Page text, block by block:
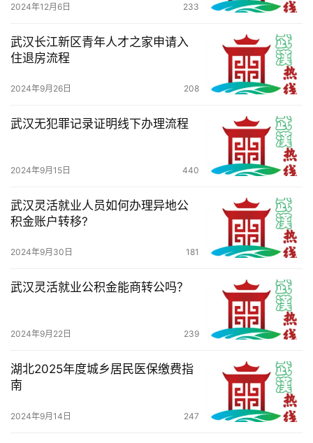
2024年12月6日 233
武汉长江新区青年人才之家申请入
住退房流程
2024年9月26日 208
武汉无犯罪记录证明线下办理流程
2024年9月15日 440
武汉灵活就业人员如何办理异地公
积金账户转移?
2024年9月30日 181
武汉灵活就业公积金能商转公吗？
2024年9月22日 239
湖北2025年度城乡居民医保缴费指
南
2024年9月14日 247